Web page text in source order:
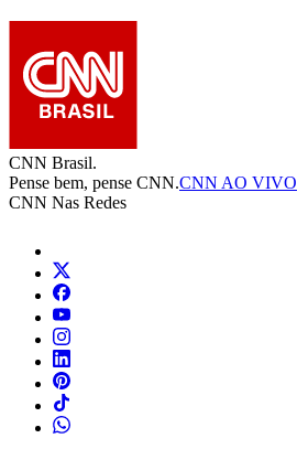
CNN Brasil.
Pense bem, pense CNN.CNN AO VIVO
CNN Nas Redes